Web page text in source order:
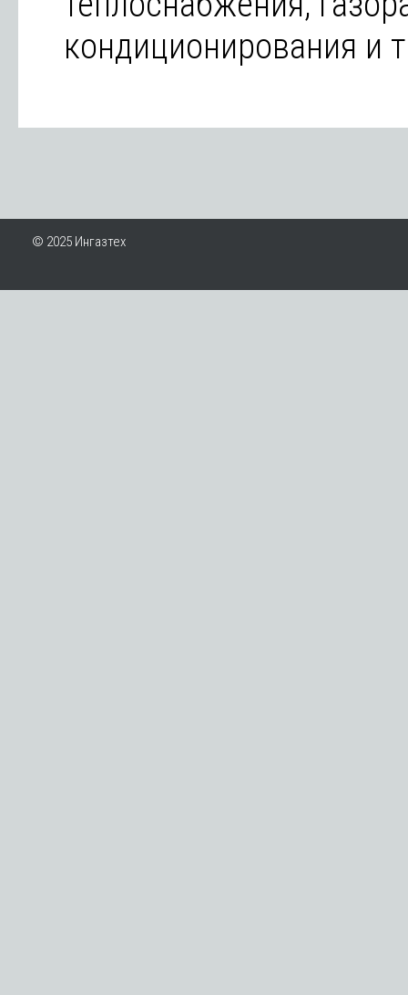
кондиционирования и
© 2025 Ингазтех